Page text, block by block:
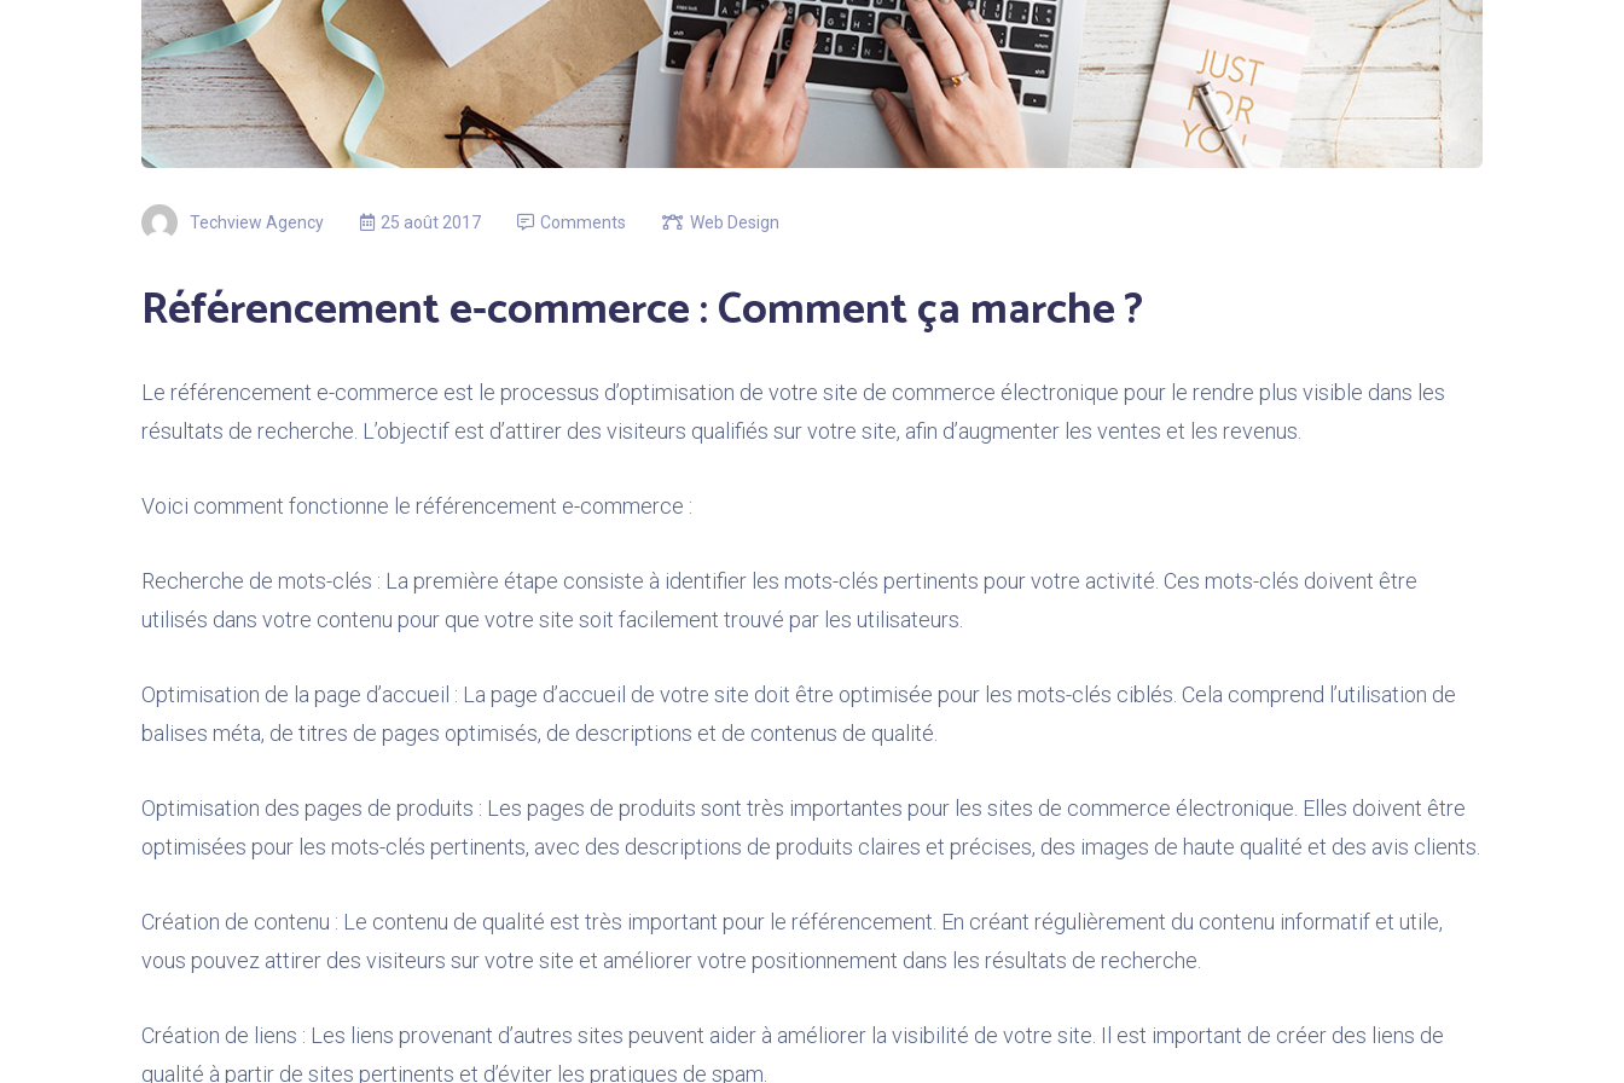
Techview Agency 25 août 2017 Comments Web Design
Référencement e-commerce : Comment ça marche ?
Le référencement e-commerce est le processus d’optimisation de votre site de commerce électronique pour le rendre plus visible dans les
résultats de recherche. L’objectif est d’attirer des visiteurs qualifiés sur votre site, afin d’augmenter les ventes et les revenus.
Voici comment fonctionne le référencement e-commerce :
Recherche de mots-clés : La première étape consiste à identifier les mots-clés pertinents pour votre activité. Ces mots-clés doivent être
utilisés dans votre contenu pour que votre site soit facilement trouvé par les utilisateurs.
Optimisation de la page d’accueil : La page d’accueil de votre site doit être optimisée pour les mots-clés ciblés. Cela comprend l’utilisation de
balises méta, de titres de pages optimisés, de descriptions et de contenus de qualité.
Optimisation des pages de produits : Les pages de produits sont très importantes pour les sites de commerce électronique. Elles doivent être
optimisées pour les mots-clés pertinents, avec des descriptions de produits claires et précises, des images de haute qualité et des avis clients.
Création de contenu : Le contenu de qualité est très important pour le référencement. En créant régulièrement du contenu informatif et utile,
vous pouvez attirer des visiteurs sur votre site et améliorer votre positionnement dans les résultats de recherche.
Création de liens : Les liens provenant d’autres sites peuvent aider à améliorer la visibilité de votre site. Il est important de créer des liens de
qualité à partir de sites pertinents et d’éviter les pratiques de spam.